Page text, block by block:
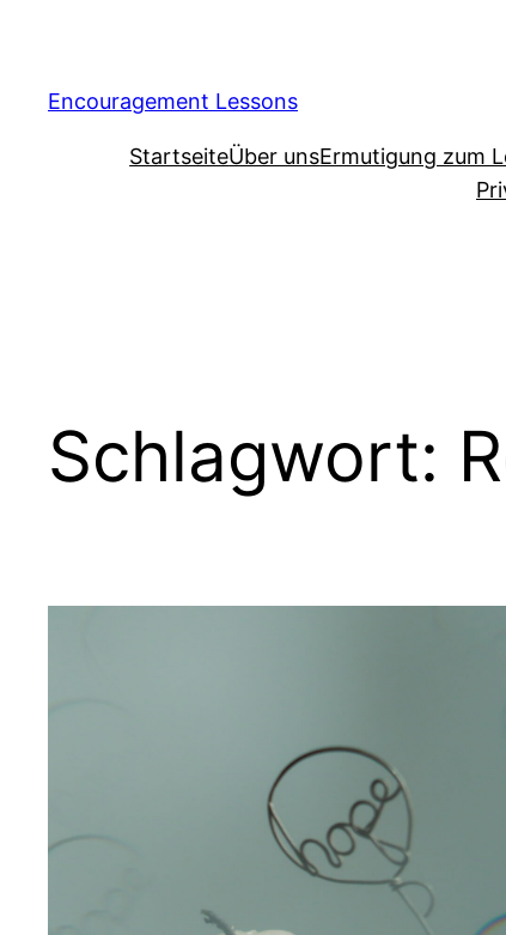
Encouragement Lessons
StartseiteÜber unsErmutigung zum
Schlagwort: